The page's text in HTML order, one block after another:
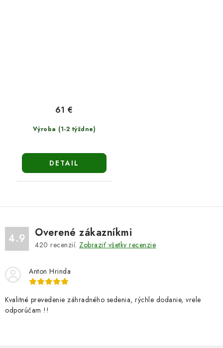
Výroba (1-2 týždne)
61 €
DETAIL
4.9 Overené zákazníkmi
420 recenzií. Zobraziť všetky recenzie
Anton Hrinda
Kvalitné prevedenie záhradného sedenia, rýchle dodanie, vrele
odporúčam !!